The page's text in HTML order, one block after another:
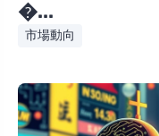
�...
市場動向